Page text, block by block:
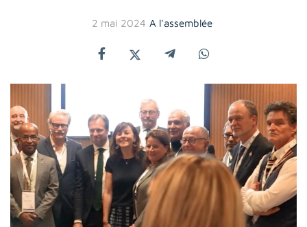
2 mai 2024 A l'assemblée